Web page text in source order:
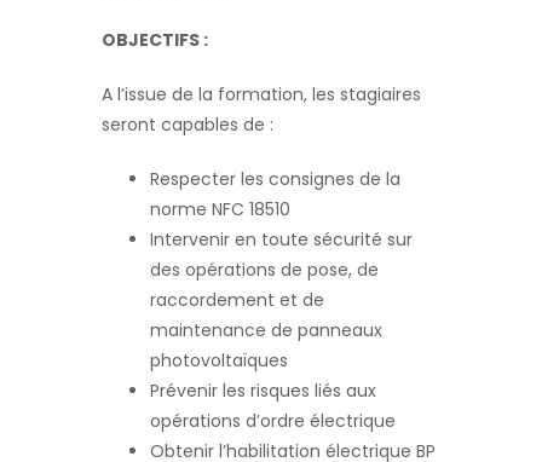
OBJECTIFS :
A l’issue de la formation, les stagiaires
seront capables de :
Respecter les consignes de la
norme NFC 18510
Intervenir en toute sécurité sur
des opérations de pose, de
raccordement et de
maintenance de panneaux
photovoltaïques
Prévenir les risques liés aux
opérations d’ordre électrique
Obtenir l’habilitation électrique BP